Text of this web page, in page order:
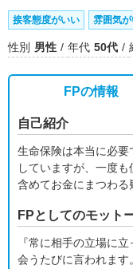
接客態度がいい 雰囲気
性別 男性 年代 50代
FPの情報
自己紹介
生命保険は本当に必要
していますが、一度
含めてお金にまつわる
FPとしてのモット
『常に相手の立場に
会うたびに言われま